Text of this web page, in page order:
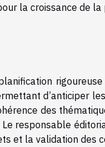
la croissance de la
d’anticiper
des
responsable
et la validation des